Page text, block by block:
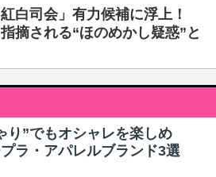
白司会」有力候補に浮上！
摘される“ほのめかし疑惑”と
り”でもオシャレを楽しめ
ラ・アパレルブランド3選